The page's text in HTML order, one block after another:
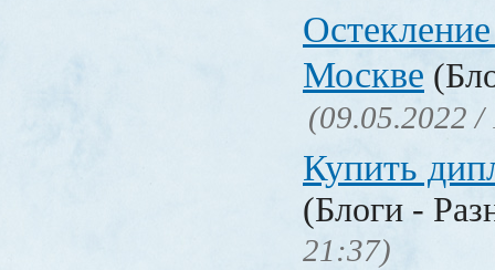
Москве
(09.05.2022 /
Купить
(Блоги -
21:37)